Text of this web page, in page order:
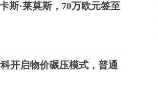
斯·莱莫斯，70万欧元签至
开启物价碾压模式，普通